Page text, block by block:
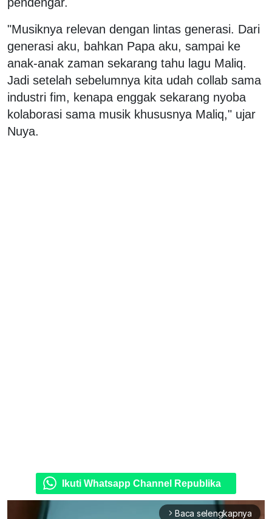
"Musiknya relevan dengan lintas generasi. Dari
generasi aku, bahkan Papa aku, sampai ke
anak-anak zaman sekarang tahu lagu Maliq.
Jadi setelah sebelumnya kita udah collab sama
industri fim, kenapa enggak sekarang nyoba
kolaborasi sama musik khususnya Maliq," ujar
Nuya.
Ikuti Whatsapp Channel Republika
arrow_forward_ios Baca selengkapnya